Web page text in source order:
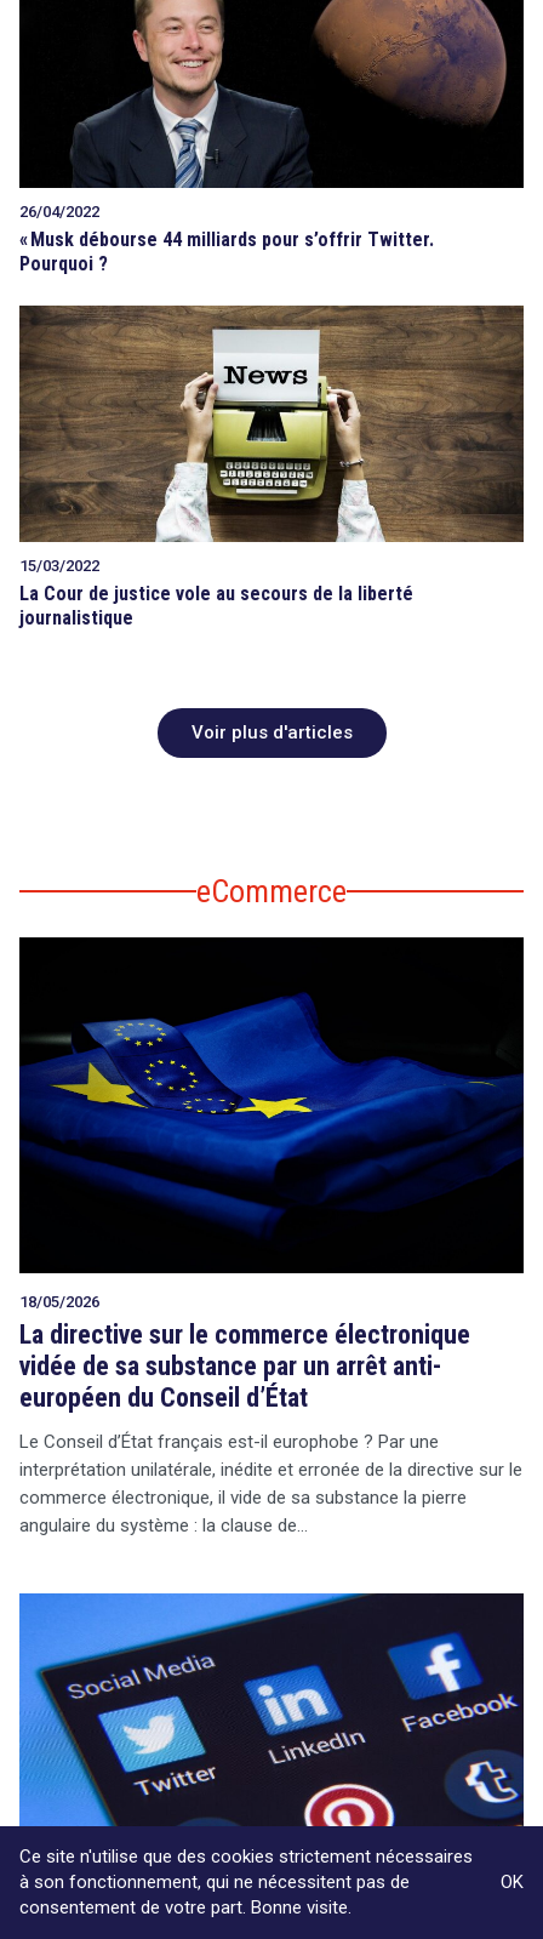
26/04/2022
« Musk débourse 44 milliards pour s’offrir Twitter.
Pourquoi ?
15/03/2022
La Cour de justice vole au secours de la liberté
journalistique
Voir plus d'articles
eCommerce
18/05/2026
La directive sur le commerce électronique
vidée de sa substance par un arrêt anti-
européen du Conseil d’État
Le Conseil d’État français est-il europhobe ? Par une
interprétation unilatérale, inédite et erronée de la directive sur le
commerce électronique, il vide de sa substance la pierre
angulaire du système : la clause de…
Ce site n'utilise que des cookies strictement nécessaires
à son fonctionnement, qui ne nécessitent pas de
consentement de votre part. Bonne visite.
OK